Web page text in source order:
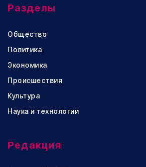
Разделы
Общество
Политика
Экономика
Происшествия
Культура
Наука и технологии
Редакция